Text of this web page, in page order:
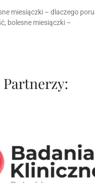
miesiączki – dlaczego
bolesne miesiączki –
Partnerzy: